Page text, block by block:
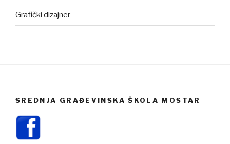
Grafički dizajner
SREDNJA GRAĐEVINSKA ŠKOLA MOSTAR